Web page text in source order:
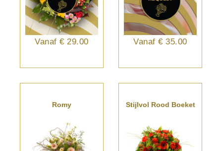
Vanaf € 29.00 Vanaf € 35.00
Romy Stijlvol Rood Boeket